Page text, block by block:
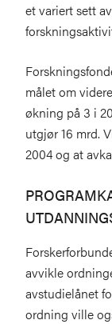
et variert sett
målet om
økning på 3 i
utgjør 16 mrd.
2004 og at
avvikle
avstudielånet
ordning ville